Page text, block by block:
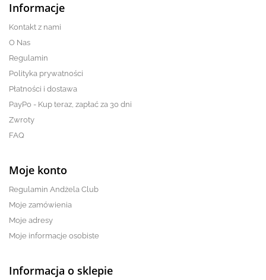
Informacje
Kontakt z nami
O Nas
Regulamin
Polityka prywatności
Płatności i dostawa
PayPo - Kup teraz, zapłać za 30 dni
Zwroty
FAQ
Moje konto
Regulamin Andżela Club
Moje zamówienia
Moje adresy
Moje informacje osobiste
Informacja o sklepie